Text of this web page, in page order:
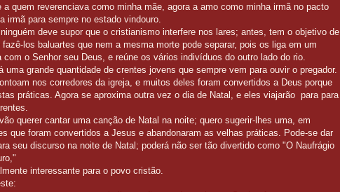
quem reverenciava como minha mãe, agora a amo como minha irmã no pacto
irmã para sempre no estado vindouro.
deve supor que o cristianismo interfere nos lares; antes, tem o objetivo de
los baluartes que nem a mesma morte pode separar, pois os liga em um
o Senhor seu Deus, e reúne os vários indivíduos do outro lado do rio.
uma grande quantidade de crentes jovens que sempre vem para ouvir o pregador.
nos corredores da igreja, e muitos deles foram convertidos a Deus porque
práticas. Agora se aproxima outra vez o dia de Natal, e eles viajarão para para
querer cantar uma canção de Natal na noite; quero sugerir-lhes uma, em
que foram convertidos a Jesus e abandonaram as velhas práticas. Pode-se dar
seu discurso na noite de Natal; poderá não ser tão divertido como "O Naufrágio
interessante para o povo cristão.